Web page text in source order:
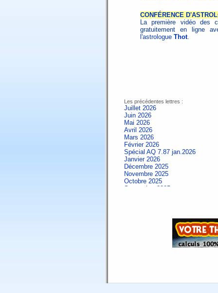
CONFÉRENCE
La première vidéo des
gratuitement en ligne
l'astrologue Thot.
Les précédentes lettres :
Juillet 2026
Juin 2026
Mai 2026
Avril 2026
Mars 2026
Février 2026
Spécial AQ 7.87 jan.2026
Janvier 2026
Décembre 2025
Novembre 2025
Octobre 2025
Septembre 2025
Spécial AQ 7.84 jan.2025
Septembre 2024